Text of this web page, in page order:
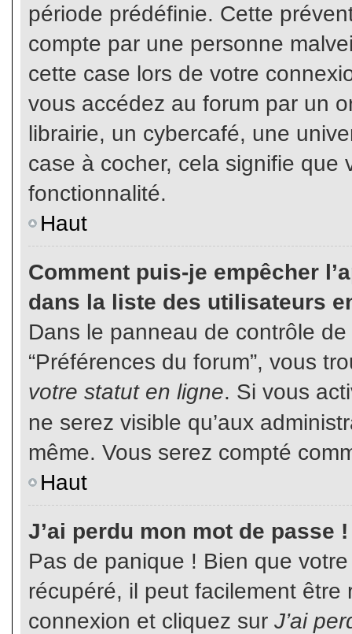
période prédéfinie. Cette
compte par une personne
cette case lors de votre
vous accédez au forum par un
librairie, un cybercafé, une
case à cocher, cela signifie que
fonctionnalité.
Haut
Comment puis-je empêcher
dans la liste des utilisateurs
Dans le panneau de contrôle
“Préférences du forum”, vous
votre statut en ligne. Si vous
ne serez visible qu’aux
même. Vous serez compté
Haut
J’ai perdu mon mot de passe !
Pas de panique ! Bien que
récupéré, il peut facilement
connexion et cliquez sur J’ai